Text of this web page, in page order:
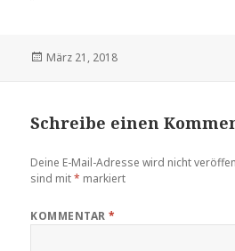
Veröffentlicht
März 21, 2018
Schreibe einen
Deine E-Mail-Adresse wird nicht
sind mit* markiert
KOMMENTAR*